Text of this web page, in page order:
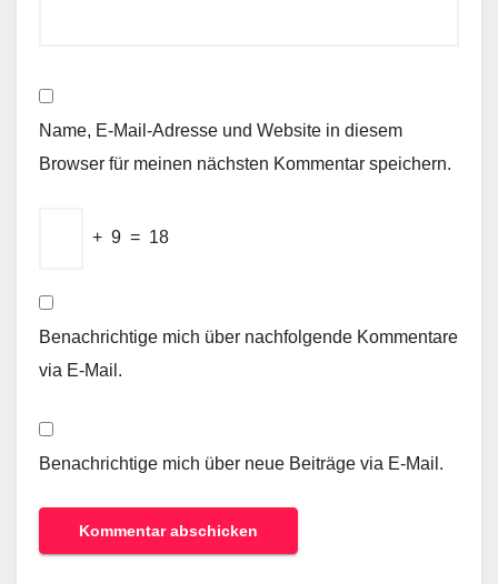
Name, E-Mail-Adresse und Website in diesem
Browser für meinen nächsten Kommentar speichern.
+ 9 = 18
Benachrichtige mich über nachfolgende Kommentare
via E-Mail.
Benachrichtige mich über neue Beiträge via E-Mail.